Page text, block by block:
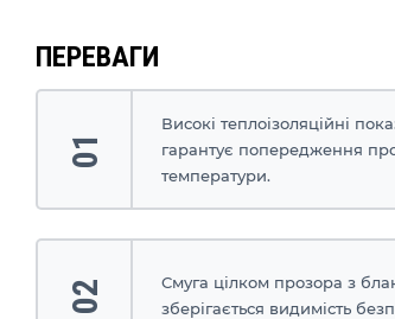
ПЕРЕВАГИ
01
Високі теплоізоляційні
гарантує попередження
температури.
02
Смуга цілком прозора з
зберігається видимість